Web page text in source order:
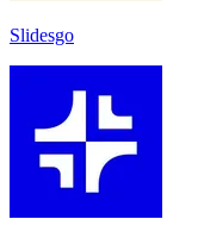
Slidesgo